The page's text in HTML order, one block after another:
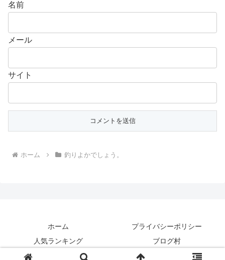
名前
メール
サイト
ホーム 釣りよかでしょう。
ホーム
プライバシーポリシー
人気ランキング
ブログ村